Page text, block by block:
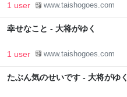
1 user www.taishogoes.com
幸せなこと - 大将がゆく
1 user www.taishogoes.com
たぶん気のせいです - 大将がゆく